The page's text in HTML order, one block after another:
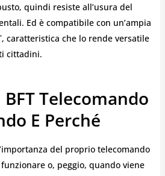
quindi resiste all’usura del
Ed è compatibile con un’ampia
caratteristica che lo rende versatile
cittadini.
Telecomando
E Perché
del proprio telecomando
o, peggio, quando viene